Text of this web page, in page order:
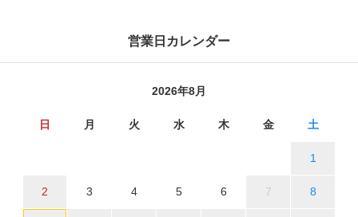
営業日カレンダー
2026年8月
日 月 火 水 木 金 土
1
2 3 4 5 6 7 8